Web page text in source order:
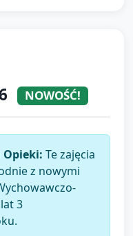
NOWOŚĆ!
Opieki: Te zajęcia
z nowymi
3